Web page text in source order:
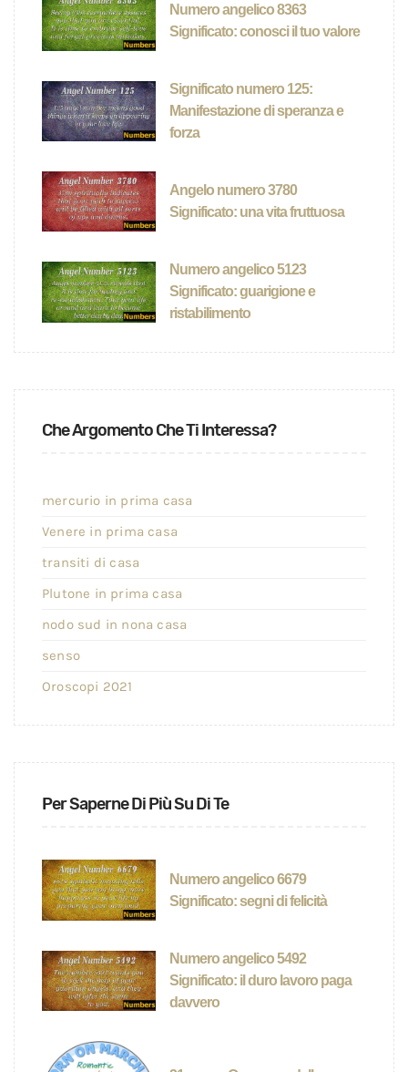
Numero angelico 8363
Significato: conosci il tuo valore
Significato numero 125:
Manifestazione di speranza e
forza
Angelo numero 3780
Significato: una vita fruttuosa
Numero angelico 5123
Significato: guarigione e
ristabilimento
Che Argomento Che Ti Interessa?
mercurio in prima casa
Venere in prima casa
transiti di casa
Plutone in prima casa
nodo sud in nona casa
senso
Oroscopi 2021
Per Saperne Di Più Su Di Te
Numero angelico 6679
Significato: segni di felicità
Numero angelico 5492
Significato: il duro lavoro paga
davvero